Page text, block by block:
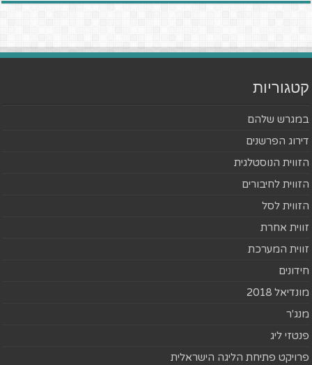
קטגוריות
במגרש שלהם
דירוג הפרשנים
הזווית הנוסטלגית
הזווית לחיבורים
הזווית לסל
זווית אחרת
זווית המערכת
חידונים
מונדיאל 2018
מנג'ר
פנטזי ליג
פרויקט פתיחת הליגה הישראלית